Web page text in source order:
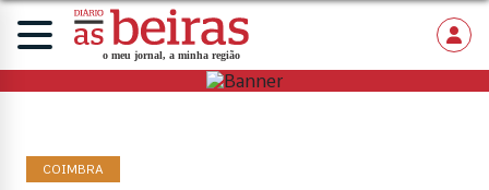
COIMBRA